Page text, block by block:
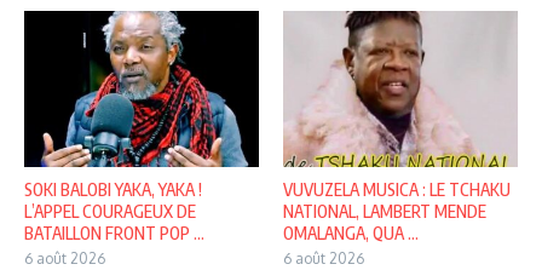
SOKI BALOBI YAKA, YAKA !
L’APPEL COURAGEUX DE
BATAILLON FRONT POP ...
6 août 2026
VUVUZELA MUSICA : LE TCHAKU
NATIONAL, LAMBERT MENDE
OMALANGA, QUA ...
6 août 2026